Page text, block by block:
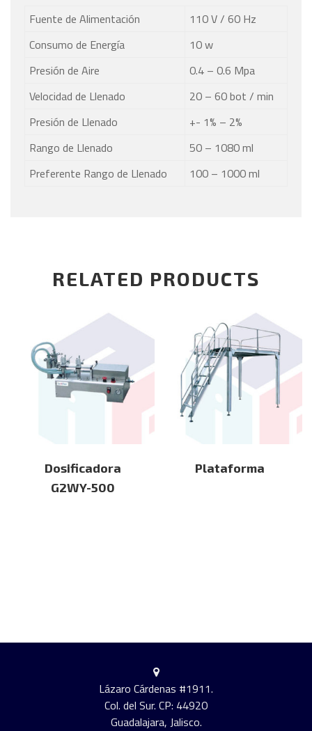
Fuente de Alimentación
110 V / 60 Hz
Consumo de Energía
10 w
Presión de Aire
0.4 – 0.6 Mpa
Velocidad de Llenado
20 – 60 bot / min
Presión de Llenado
+- 1% – 2%
Rango de Llenado
50 – 1080 ml
Preferente Rango de Llenado
100 – 1000 ml
RELATED PRODUCTS
Dosificadora
G2WY-500
Plataforma
Lázaro Cárdenas #1911.
Col. del Sur. CP: 44920
Guadalajara, Jalisco.